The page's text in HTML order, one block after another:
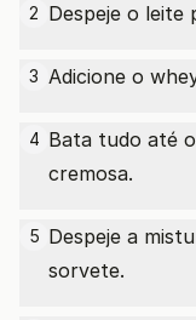
2 Despeje o
3 Adicione o
4 Bata tudo até
cremosa.
5 Despeje a
sorvete.